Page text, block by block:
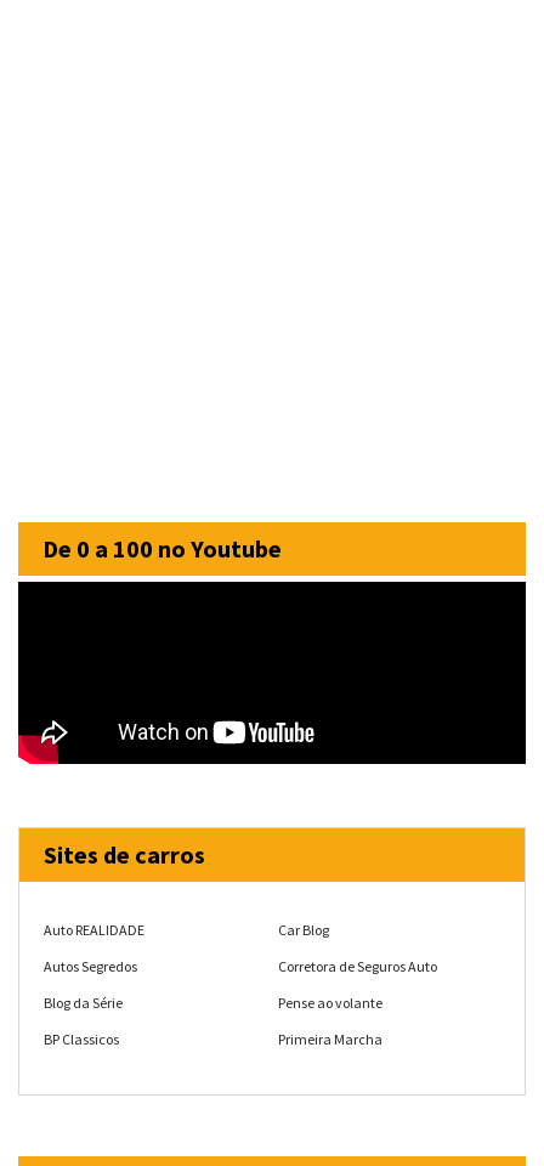
De 0 a 100 no Youtube
Sites de carros
Auto REALIDADE
Autos Segredos
Blog da Série
BP Classicos
Car Blog
Corretora de Seguros Auto
Pense ao volante
Primeira Marcha